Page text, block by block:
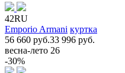
42RU
Emporio Armani куртка
56 660 руб.33 996 руб.
весна-лето 26
-30%